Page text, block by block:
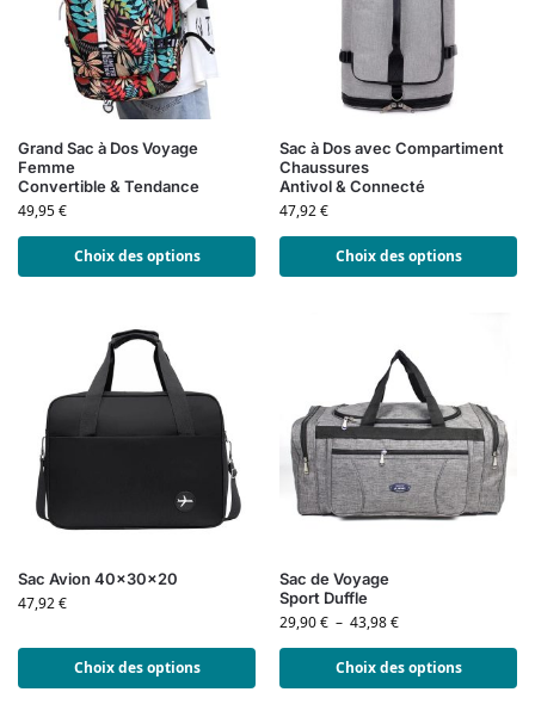
Grand Sac à Dos Voyage
Femme
Convertible & Tendance
49,95€
Choix des options
Sac à Dos avec Compartiment
Chaussures
Antivol & Connecté
47,92€
Choix des options
Sac Avion 40x30x20
47,92€
Choix des options
Sac de Voyage
Sport Duffle
29,90€ – 43,98€
Choix des options